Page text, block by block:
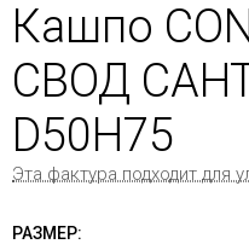
Кашпо
СВОД
D50H75
Эта фактура подходит для
РАЗМЕР: